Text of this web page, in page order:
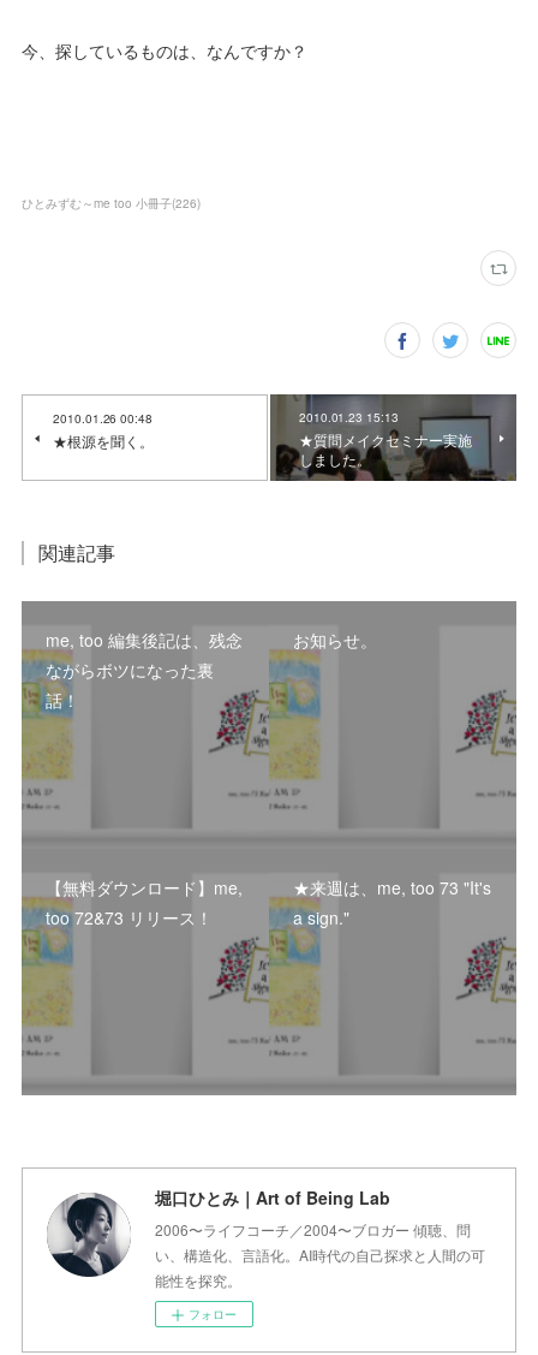
今、探しているものは、なんですか？
ひとみずむ～me too 小冊子(226)
2010.01.26 00:48
★根源を聞く。
2010.01.23 15:13
★質問メイクセミナー実施
しました。
関連記事
me, too 編集後記は、残念
ながらボツになった裏
話！
お知らせ。
【無料ダウンロード】me,
too 72&73 リリース！
★来週は、me, too 73 "It's
a sign."
堀口ひとみ｜Art of Being Lab
2006〜ライフコーチ／2004〜ブロガー 傾聴、問
い、構造化、言語化。AI時代の自己探求と人間の可
能性を探究。
フォロー